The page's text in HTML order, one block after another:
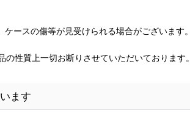
ースの傷等が見受けられる場合がございます。
性質上一切お断りさせていただいております。
ます